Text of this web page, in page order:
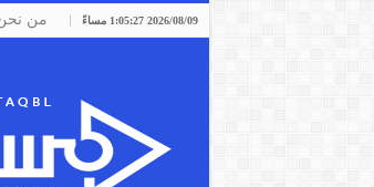
2026/08/09 1:05:27 مساءً من